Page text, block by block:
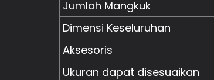
Jumlah Mangkuk
Dimensi Keseluruhan
Aksesoris
Ukuran dapat disesuaikan